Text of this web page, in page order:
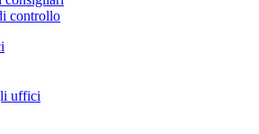
controllo
uffici